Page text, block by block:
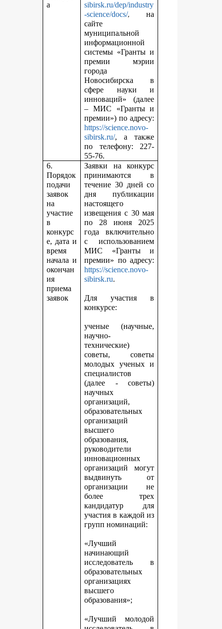
а
sibirsk.ru/dep/industry
-science/docs/,на
сайте
муниципальной
информационной
системы «Гранты и
премии мэрии
города
Новосибирска в
сфере науки и
инноваций» (далее
– МИС «Гранты и
премии») по адресу:
https://science.novo-
sibirsk.ru/, а также
по телефону: 227-
55-76.
6.
Порядок
подачи
заявок
на
участие
в
конкурс
е, дата и
время
начала и
окончан
ия
приема
заявок
Заявки на конкурс
принимаются в
течение 30 дней со
дня публикации
настоящего
извещения с 30 мая
по 28 июня 2025
года включительно
с использованием
МИС «Гранты и
премии» по адресу:
https://science.novo-
sibirsk.ru.
Для участия в
конкурсе:
ученые (научные,
научно-
технические)
советы, советы
молодых ученых и
специалистов
(далее - советы)
научных
организаций,
образовательных
организаций
высшего
образования,
руководители
инновационных
организаций могут
выдвинуть от
организации не
более трех
кандидатур для
участия в каждой из
групп номинаций:
«Лучший
начинающий
исследователь в
образовательных
организациях
высшего
образования»;
«Лучший молодой